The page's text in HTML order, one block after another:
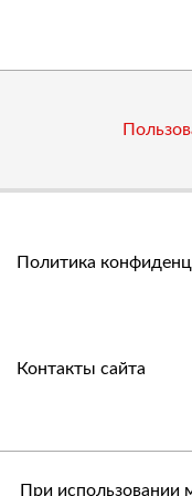
Политика
Контакты сайта
При использовании